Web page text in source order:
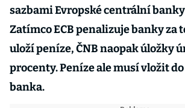
sazbami Evropské centrální banky
Zatímco ECB penalizuje banky za
uloží peníze, ČNB naopak úložky
procenty. Peníze ale musí vložit
banka.